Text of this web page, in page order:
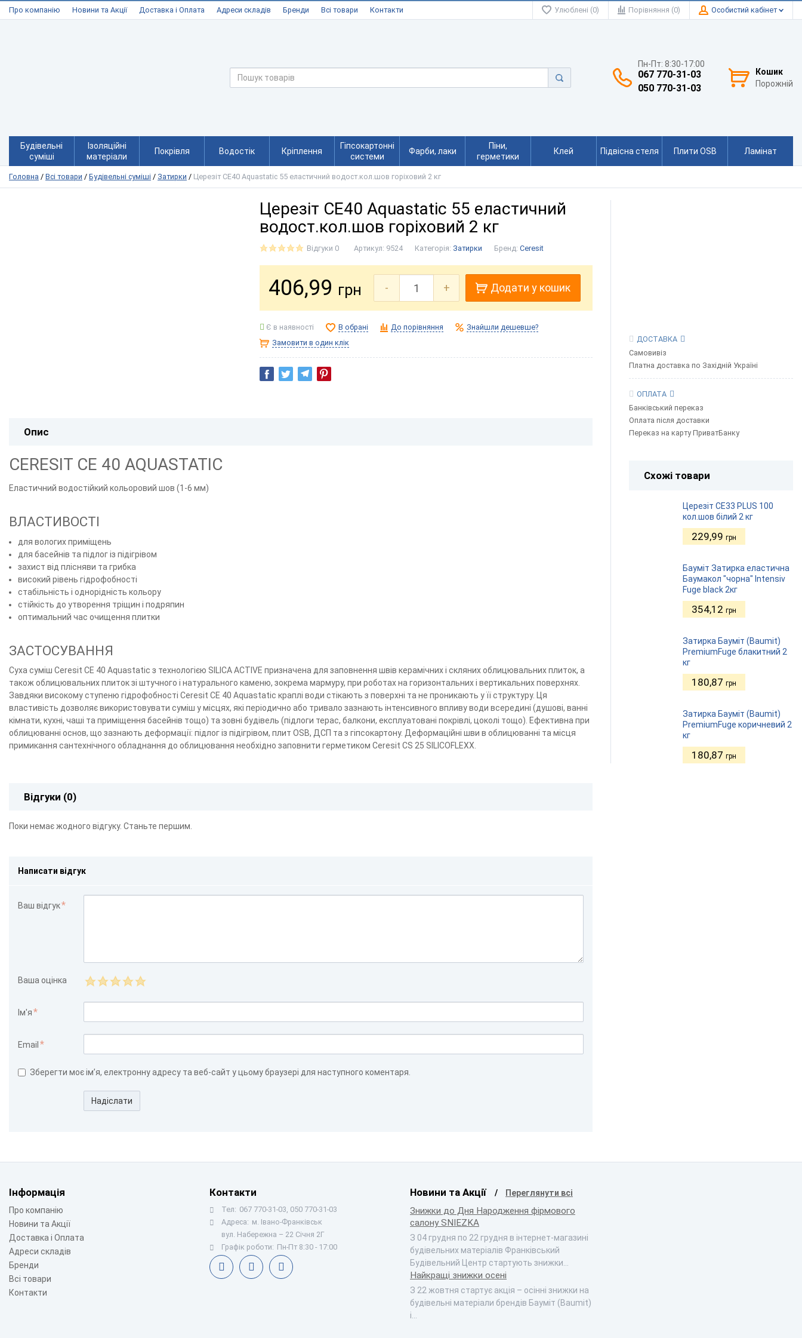
Про компанію Новини та Акції Доставка і Оплата Адреси складів Бренди Всі товари Контакти Улюблені (0) Порівняння (0) Особистий кабінет
Пн-Пт: 8:30-17:00
067 770-31-03
050 770-31-03
Кошик
Порожній
Будівельні
суміші
Ізоляційні
матеріали
Покрівля Водостік Кріплення
Гіпсокартонні
системи
Фарби, лаки
Піни,
герметики
Клей Підвісна стеля Плити OSB Ламінат
Головна / Всі товари / Будівельні суміші / Затирки / Церезіт CE40 Aquastatic 55 еластичний водост.кол.шов горіховий 2 кг
Церезіт CE40 Aquastatic 55 еластичний
водост.кол.шов горіховий 2 кг
Відгуки 0 Артикул: 9524 Категорія: Затирки Бренд: Ceresit
406,99 грн - + Додати у кошик
Є в наявності В обрані До порівняння
Знайшли дешевше?
Замовити в один клік
Опис
CERESIT CE 40 AQUASTATIC
Еластичний водостійкий кольоровий шов (1-6 мм)
ВЛАСТИВОСТІ
для вологих приміщень
для басейнів та підлог із підігрівом
захист від плісняви та грибка
високий рівень гідрофобності
стабільність і однорідність кольору
стійкість до утворення тріщин і подряпин
оптимальний час очищення плитки
ЗАСТОСУВАННЯ
Суха суміш Ceresit CE 40 Aquastatic з технологією SILICA ACTIVE призначена для заповнення швів керамічних і скляних облицювальних плиток, а
також облицювальних плиток зі штучного і натурального каменю, зокрема мармуру, при роботах на горизонтальних і вертикальних поверхнях.
Завдяки високому ступеню гідрофобності Ceresit CE 40 Aquastatic краплі води стікають з поверхні та не проникають у її структуру. Ця
властивість дозволяє використовувати суміш у місцях, які періодично або тривало зазнають інтенсивного впливу води всередині (душові, ванні
кімнати, кухні, чаші та приміщення басейнів тощо) та зовні будівель (підлоги терас, балкони, експлуатовані покрівлі, цоколі тощо). Ефективна при
облицюванні основ, що зазнають деформації: підлог із підігрівом, плит OSB, ДСП та з гіпсокартону. Деформаційні шви в облицюванні та місця
примикання сантехнічного обладнання до облицювання необхідно заповнити герметиком Ceresit CS 25 SILICOFLEXX.
Відгуки (0)
Поки немає жодного відгуку. Станьте першим.
Написати відгук
Ваш відгук
Ваша оцінка
Ім'я
Email
Зберегти моє ім’я, електронну адресу та веб-сайт у цьому браузері для наступного коментаря.
Надіслати
ДОСТАВКА
Самовивіз
Платна доставка по Західній Україні
ОПЛАТА
Банківський переказ
Оплата після доставки
Переказ на карту ПриватБанку
Схожі товари
Церезіт CE33 PLUS 100
кол.шов білий 2 кг
229,99 грн
Бауміт Затирка еластична
Баумакол "чорна" Intensiv
Fuge black 2кг
354,12 грн
Затирка Бауміт (Baumit)
PremiumFuge блакитний 2
кг
180,87 грн
Затирка Бауміт (Baumit)
PremiumFuge коричневий 2
кг
180,87 грн
Інформація
Про компанію
Новини та Акції
Доставка і Оплата
Адреси складів
Бренди
Всі товари
Контакти
Контакти
Тел: 067 770-31-03, 050 770-31-03
Адреса: м. Івано-Франківськ
вул. Набережна – 22 Січня 2Г
Графік роботи: Пн-Пт 8:30 - 17:00
Новини та Акції Переглянути всі
Знижки до Дня Народження фірмового
салону SNIEZKA
З 04 грудня по 22 грудня в інтернет-магазині
будівельних матеріалів Франківський
Будівельний Центр стартують знижки…
Найкращі знижки осені
З 22 жовтня стартує акція – осінні знижки на
будівельні матеріали брендів Бауміт (Baumit)
і…